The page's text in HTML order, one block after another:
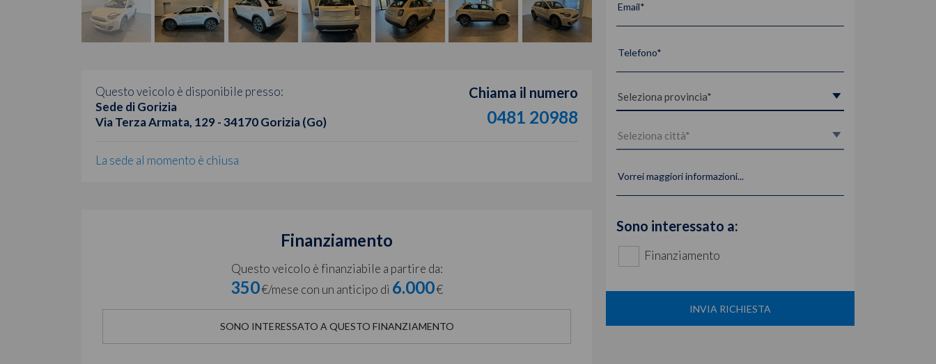
Questo veicolo è disponibile presso:
Sede di Gorizia
Via Terza Armata, 129 - 34170 Gorizia (Go)
Chiama il numero
0481 20988
La sede al momento è chiusa
Finanziamento
Questo veicolo è finanziabile a partire da:
350€/mese con un anticipo di 6.000€
SONO INTERESSATO A QUESTO FINANZIAMENTO
Email*
Telefono*
Vorrei maggiori informazioni...
Sono interessato a:
Finanziamento
INVIA RICHIESTA